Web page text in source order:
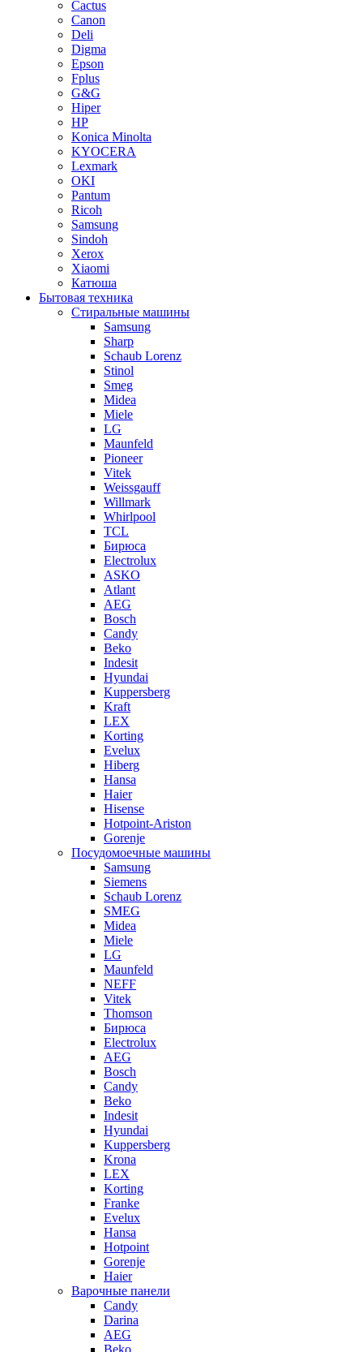
Cactus
Canon
Deli
Digma
Epson
Fplus
G&G
Hiper
HP
Konica Minolta
KYOCERA
Lexmark
OKI
Pantum
Ricoh
Samsung
Sindoh
Xerox
Xiaomi
Катюша
Бытовая техника
Стиральные машины
Samsung
Sharp
Schaub Lorenz
Stinol
Smeg
Midea
Miele
LG
Maunfeld
Pioneer
Vitek
Weissgauff
Willmark
Whirlpool
TCL
Бирюса
Electrolux
ASKO
Atlant
AEG
Bosch
Candy
Beko
Indesit
Hyundai
Kuppersberg
Kraft
LEX
Korting
Evelux
Hiberg
Hansa
Haier
Hisense
Hotpoint-Ariston
Gorenje
Посудомоечные машины
Samsung
Siemens
Schaub Lorenz
SMEG
Midea
Miele
LG
Maunfeld
NEFF
Vitek
Thomson
Бирюса
Electrolux
AEG
Bosch
Candy
Beko
Indesit
Hyundai
Kuppersberg
Krona
LEX
Korting
Franke
Evelux
Hansa
Hotpoint
Gorenje
Haier
Варочные панели
Candy
Darina
AEG